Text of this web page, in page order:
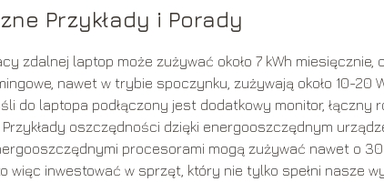
Przykłady i Porady
zdalnej laptop może zużywać około 7 kWh miesięcznie,
nawet w trybie spoczynku, zużywają około 10-20
do laptopa podłączony jest dodatkowy monitor,
Przykłady oszczędności dzięki energooszczędnym
procesorami mogą zużywać nawet o
więc inwestować w sprzęt, który nie tylko spełni nasze